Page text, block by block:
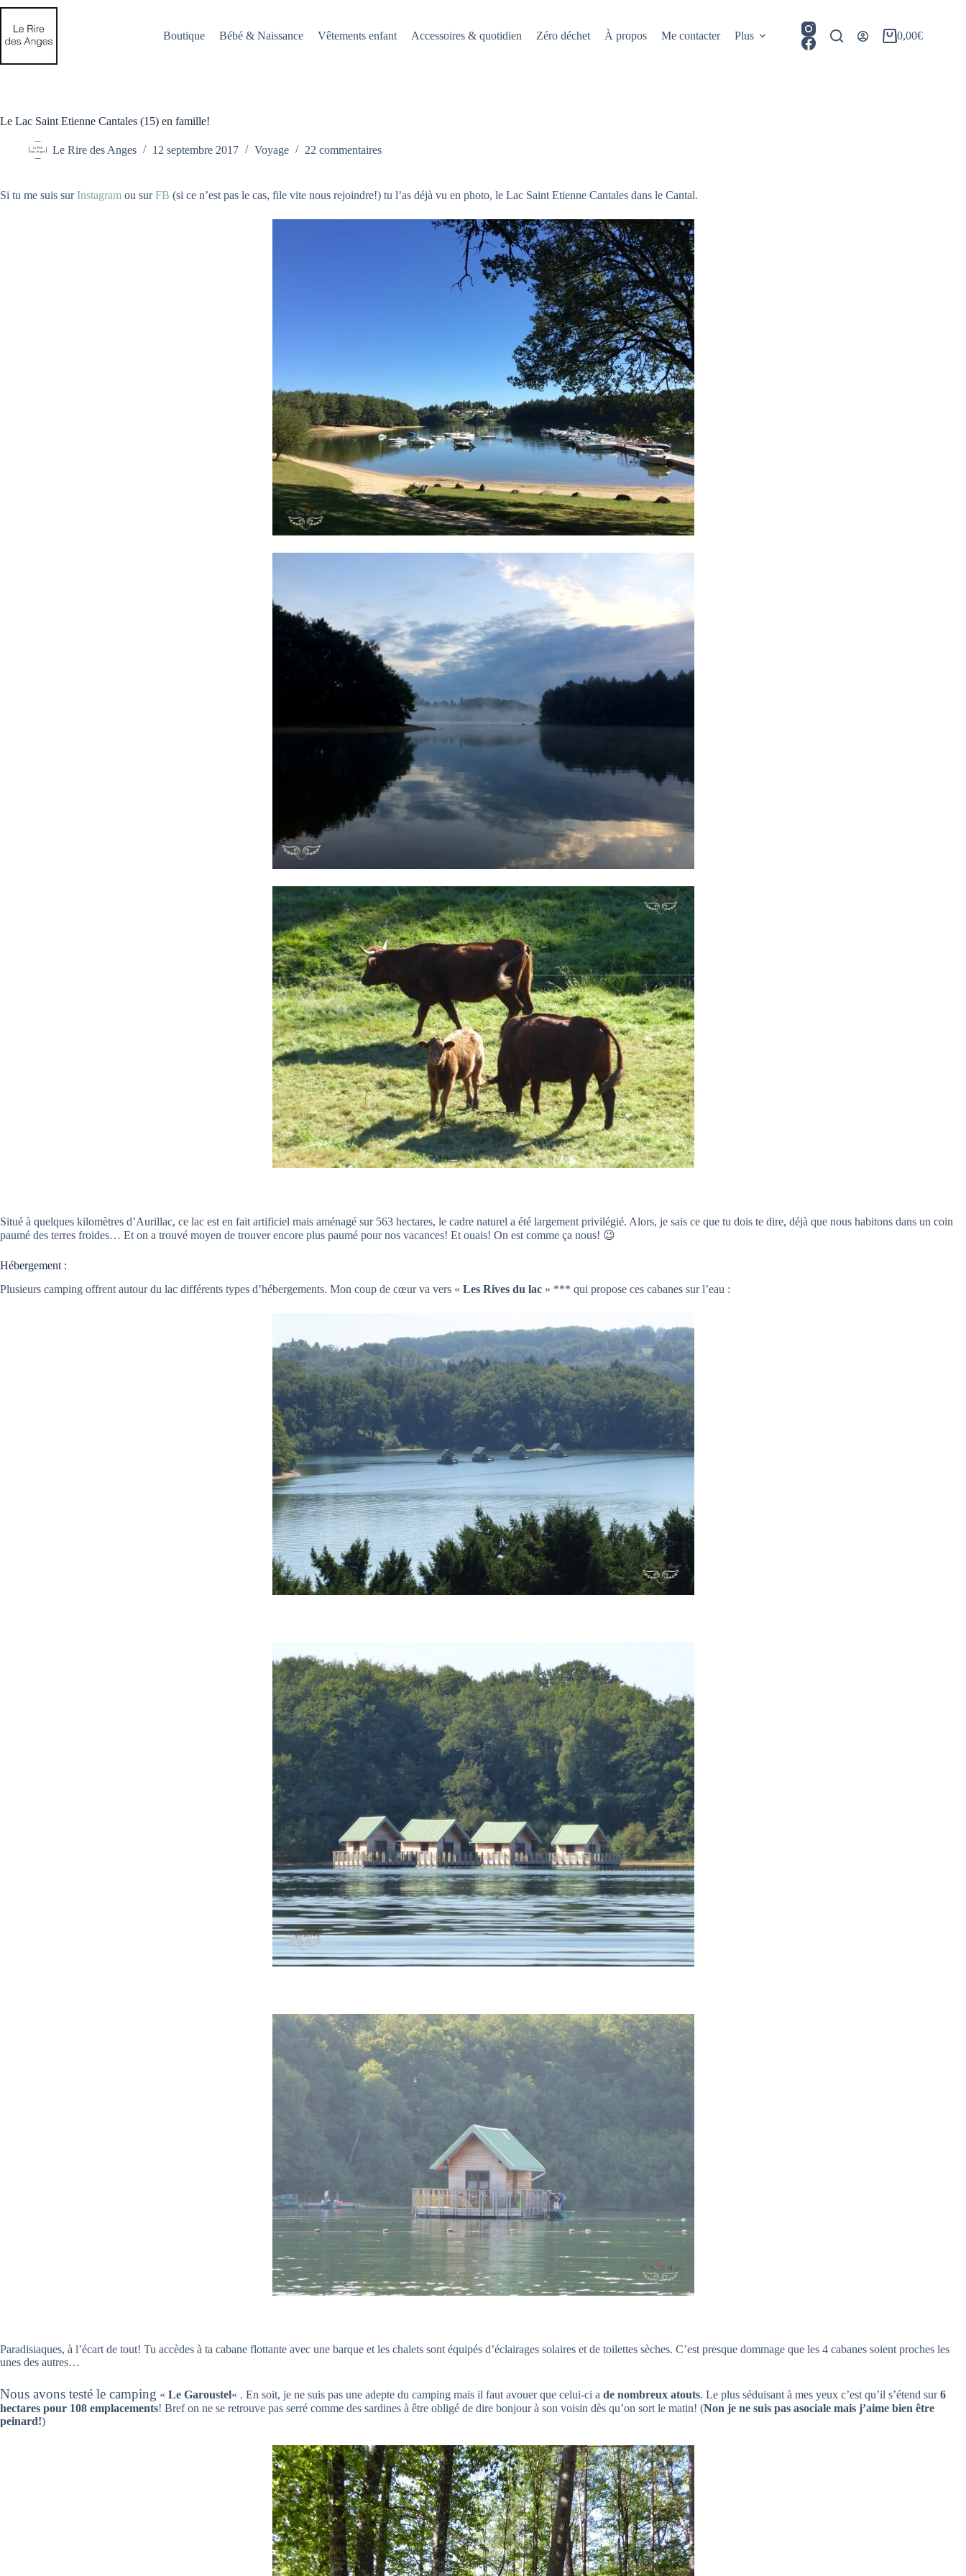
Passer
contenu
Boutique Bébé & Naissance Vêtements enfant Accessoires & quotidien Zéro déchet À propos Me contacter Plus
Panier
0,00€
Le Lac Saint Etienne Cantales (15) en famille!
Le Rire des Anges 12 septembre 2017 Voyage 22 commentaires
Si tu me suis sur Instagram ou surFB (si ce n’est pas le cas, file vite nous rejoindre!) tu l’as déjà vu en photo, le Lac Saint Etienne Cantales dans le Cantal.
Situé à quelques kilomètres d’Aurillac, ce lac est en fait artificiel mais aménagé sur 563 hectares, le cadre naturel a été largement privilégié. Alors, je sais ce que tu dois te dire, déjà que nous habitons dans un coin
paumé des terres froides… Et on a trouvé moyen de trouver encore plus paumé pour nos vacances! Et ouais! On est comme ça nous! 😉
Hébergement :
Plusieurs camping offrent autour du lac différents types d’hébergements. Mon coup de cœur va vers « Les Rives du lac » *** qui propose ces cabanes sur l’eau :
Paradisiaques, à l’écart de tout! Tu accèdes à ta cabane flottante avec une barque et les chalets sont équipés d’éclairages solaires et de toilettes sèches. C’est presque dommage que les 4 cabanes soient proches les
unes des autres…
Nous avons testé le camping « Le Garoustel« . En soit, je ne suis pas une adepte du camping mais il faut avouer que celui-ci a de nombreux atouts. Le plus séduisant à mes yeux c’est qu’il s’étend sur6
hectares pour 108 emplacements! Bref on ne se retrouve pas serré comme des sardines à être obligé de dire bonjour à son voisin dès qu’on sort le matin! (Non je ne suis pas asociale mais j’aime bien être
peinard!)